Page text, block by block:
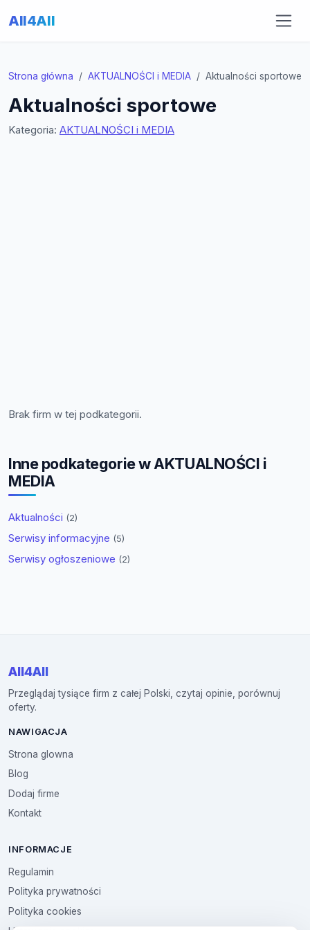
All4All
Strona główna AKTUALNOŚCI i MEDIA Aktualności sportowe
Aktualności sportowe
Kategoria: AKTUALNOŚCI i MEDIA
Brak firm w tej podkategorii.
Inne podkategorie w AKTUALNOŚCI i
MEDIA
Aktualności (2)
Serwisy informacyjne (5)
Serwisy ogłoszeniowe (2)
All4All
Przeglądaj tysiące firm z całej Polski, czytaj opinie, porównuj
oferty.
NAWIGACJA
Strona glowna
Blog
Dodaj firme
Kontakt
INFORMACJE
Regulamin
Polityka prywatności
Polityka cookies